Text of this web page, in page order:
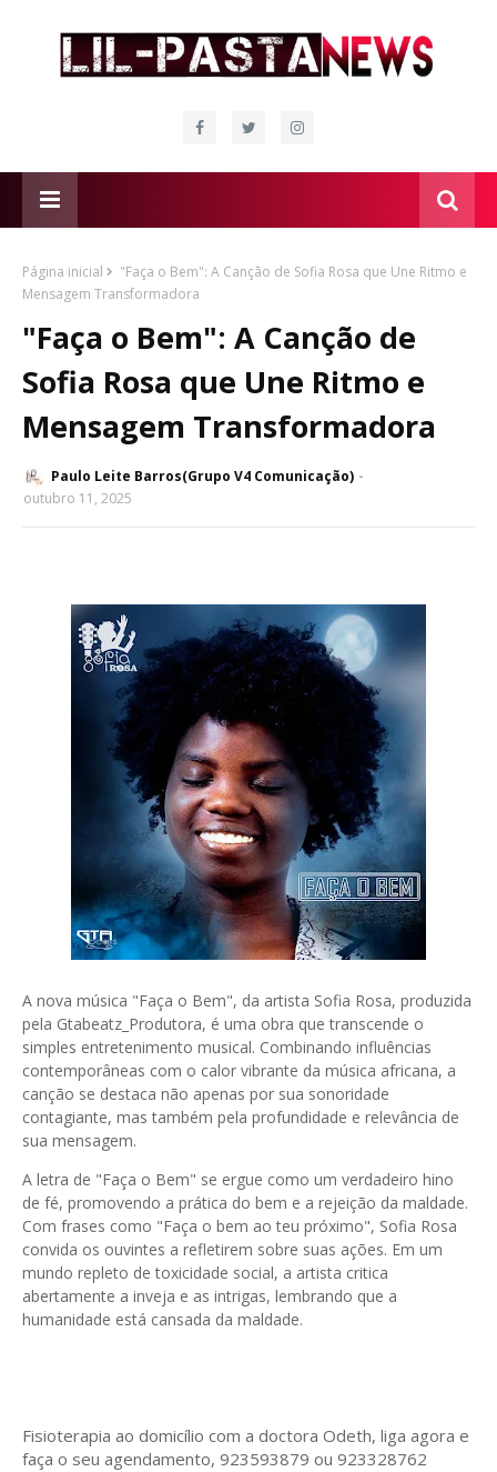
Página inicial
"Faça o Bem": A Canção de Sofia Rosa que Une Ritmo e
Mensagem Transformadora
"Faça o Bem": A Canção de
Sofia Rosa que Une Ritmo e
Mensagem Transformadora
Paulo Leite Barros(Grupo V4 Comunicação)
outubro 11, 2025
A nova música "Faça o Bem", da artista Sofia Rosa, produzida
pela Gtabeatz_Produtora, é uma obra que transcende o
simples entretenimento musical. Combinando influências
contemporâneas com o calor vibrante da música africana, a
canção se destaca não apenas por sua sonoridade
contagiante, mas também pela profundidade e relevância de
sua mensagem.
A letra de "Faça o Bem" se ergue como um verdadeiro hino
de fé, promovendo a prática do bem e a rejeição da maldade.
Com frases como "Faça o bem ao teu próximo", Sofia Rosa
convida os ouvintes a refletirem sobre suas ações. Em um
mundo repleto de toxicidade social, a artista critica
abertamente a inveja e as intrigas, lembrando que a
humanidade está cansada da maldade.
Fisioterapia ao domicílio com a doctora Odeth, liga agora e
faça o seu agendamento, 923593879 ou 923328762